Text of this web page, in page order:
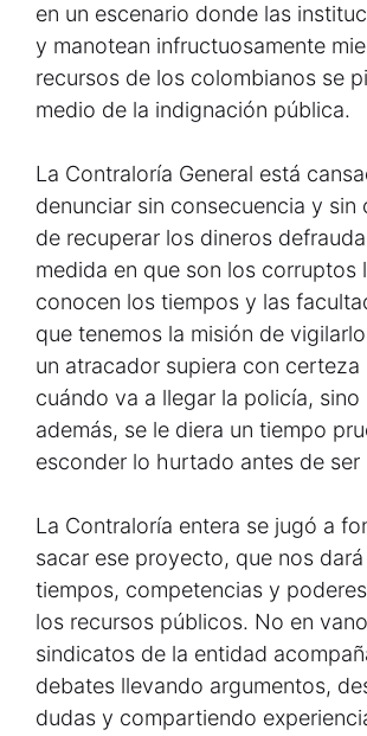
en un escenario donde las
y manotean infructuosamente
recursos de los colombianos se
medio de la indignación pública.
La Contraloría General está
denunciar sin consecuencia y sin
de recuperar los dineros
medida en que son los corruptos
conocen los tiempos y las
que tenemos la misión de
un atracador supiera con certeza
cuándo va a llegar la policía, sino
además, se le diera un tiempo
esconder lo hurtado antes de ser
La Contraloría entera se jugó a
sacar ese proyecto, que nos
tiempos, competencias y
los recursos públicos. No en
sindicatos de la entidad
debates llevando argumentos,
dudas y compartiendo